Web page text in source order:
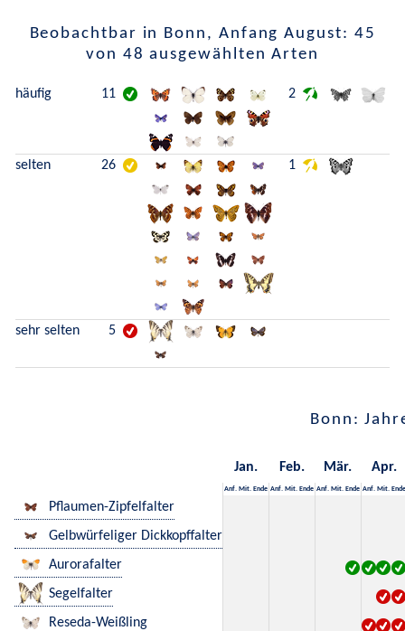
Beobachtbar in Bonn, Anfang August: 45
von 48 ausgewählten Arten
häufig 11 2
selten 26 1
sehr selten 5
Bonn:
Jan. Feb. Mär. Apr.
Anf. Mit. Ende Anf. Mit. Ende Anf. Mit. Ende Anf. Mit. Ende
Pflaumen-Zipfelfalter
Gelbwürfeliger Dickkopffalter
Aurorafalter
Segelfalter
Reseda-Weißling